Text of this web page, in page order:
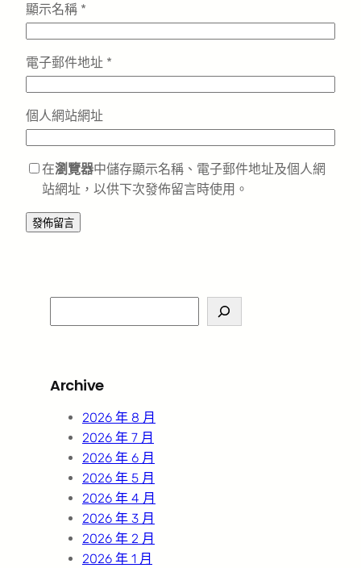
顯示名稱 *
電子郵件地址 *
個人網站網址
在瀏覽器中儲存顯示名稱、電子郵件地址及個人網
站網址，以供下次發佈留言時使用。
e
c
Archive
2026 年 8 月
2026 年 7 月
2026 年 6 月
2026 年 5 月
2026 年 4 月
2026 年 3 月
2026 年 2 月
2026 年 1 月